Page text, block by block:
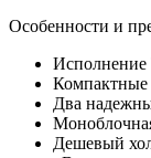
Особенности и
Исполнение
Компактные
Два
Дешевый